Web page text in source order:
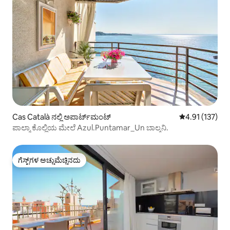
Cas Català ನಲ್ಲಿ ಅಪಾರ್ಟ್‌ಮಂಟ್ 5 ರಲ್ಲಿ 4.91
4.91 (137)
ಪಾಲ್ಮಾ ಕೊಲ್ಲಿಯ ಮೇಲೆ Azul.Puntamar_Un ಬಾಲ್ಕನಿ.
ಗೆಸ್ಟ್‌ಗಳ ಅಚ್ಚುಮೆಚ್ಚಿನದು
ಗೆಸ್ಟ್‌ಗಳ ಅಚ್ಚುಮೆಚ್ಚಿನದು